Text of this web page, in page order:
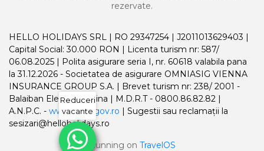
rezervate.
HELLO HOLIDAYS SRL | RO 29347254 | J2011013629403 |
Capital Social: 30.000 RON | Licenta turism nr: 587/
06.08.2025 | Polita asigurare seria I, nr. 60618 valabila pana
la 31.12.2026 - Societatea de asigurare OMNIASIG VIENNA
INSURANCE GROUP S.A. | Brevet turism nr: 238/ 2001 -
Balaiban Elena Madalina | M.D.R.T - 0800.86.82.82 |
A.N.P.C. - www.anpc.gov.ro | Sugestii sau reclamații la
sesizari@helloholidays.ro
Running on TravelOS
Reduceri
vacante